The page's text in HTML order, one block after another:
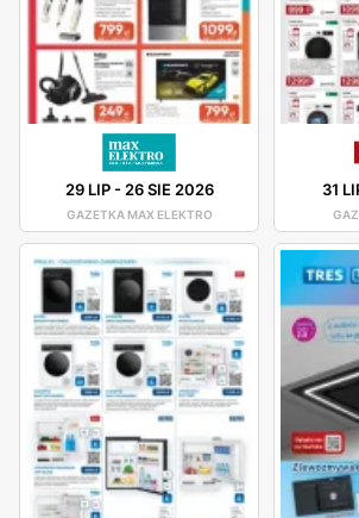
29 LIP- 26 SIE 2026
GAZETKA MAX ELEKTRO
31